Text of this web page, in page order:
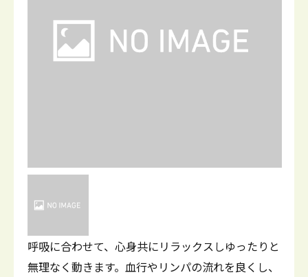
呼吸に合わせて、心身共にリラックスしゆったりと
無理なく動きます。血行やリンパの流れを良くし、